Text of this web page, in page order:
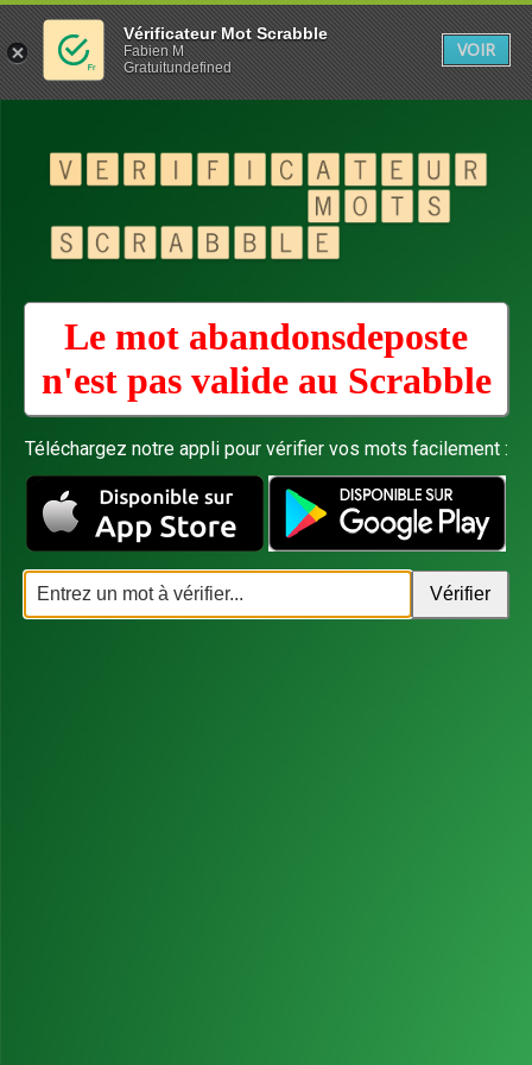
Le mot abandonsdeposte
n'est pas valide au Scrabble
Téléchargez notre appli pour vérifier vos mots facilement :
Vérificateur Mot Scrabble
Fabien M
Gratuitundefined
VOIR